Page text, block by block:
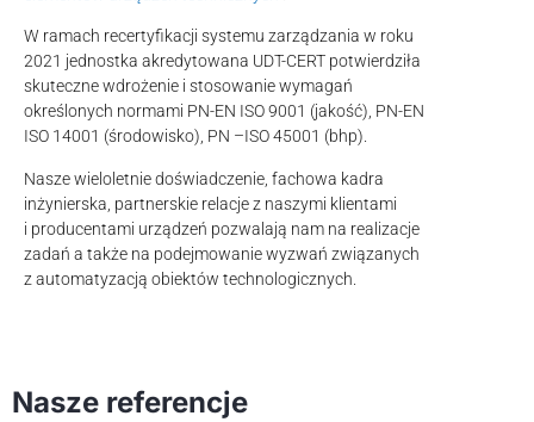
W ramach recertyfikacji systemu zarządzania w roku
2021 jednostka akredytowana UDT-CERT potwierdziła
skuteczne wdrożenie i stosowanie wymagań
określonych normami PN-EN ISO 9001 (jakość), PN-EN
ISO 14001 (środowisko), PN –ISO 45001 (bhp).
Nasze wieloletnie doświadczenie, fachowa kadra
inżynierska, partnerskie relacje z naszymi klientami
i producentami urządzeń pozwalają nam na realizacje
zadań a także na podejmowanie wyzwań związanych
z automatyzacją obiektów technologicznych.
Nasze referencje